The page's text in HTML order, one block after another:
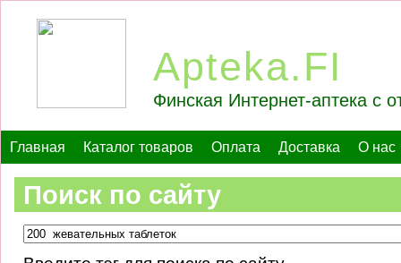
Apteka.FI
Финская Интернет-аптека с
Главная Каталог товаров Оплата Доставка О нас
Поиск по сайту